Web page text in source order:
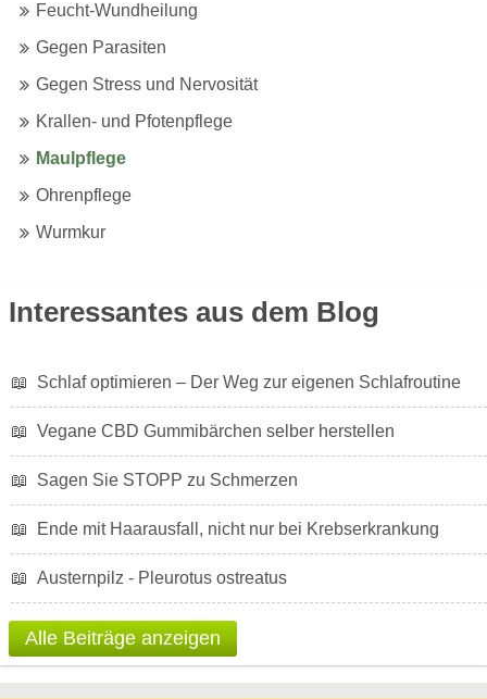
Feucht-Wundheilung
Gegen Parasiten
Gegen Stress und Nervosität
Krallen- und Pfotenpflege
Maulpflege
OhrenpflegeOhrenpflege für Katzen und Hunde
Wurmkur
Interessantes aus dem Blog
📖 Schlaf optimieren – Der Weg zur eigenen Schlafroutine
📖 Vegane CBD Gummibärchen selber herstellen
📖 Sagen Sie STOPP zu Schmerzen
📖 Ende mit Haarausfall, nicht nur bei Krebserkrankung
📖 Austernpilz - Pleurotus ostreatus
Alle Beiträge anzeigen